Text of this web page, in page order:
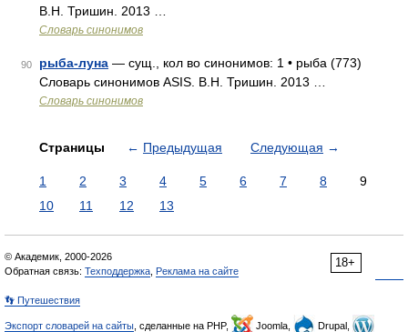
В.Н. Тришин. 2013 …
Словарь синонимов
90 рыба-луна — сущ., кол во синонимов: 1 • рыба (773)
Словарь синонимов ASIS. В.Н. Тришин. 2013 …
Словарь синонимов
Страницы ← Предыдущая Следующая →
1 2 3 4 5 6 7 8
9
10
11 12 13
18+
© Академик, 2000-2026
Обратная связь: Техподдержка Реклама на сайте
👣 Путешествия
Экспорт словарей на сайты , сделанные на PHP, Joomla,
Drupal,